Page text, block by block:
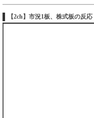
【2ch】市況1板、株式板の反応